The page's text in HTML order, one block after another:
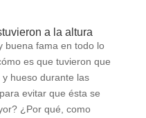
a la altura
buena fama en todo lo
es que tuvieron que
hueso durante las
evitar que ésta se
¿Por qué, como